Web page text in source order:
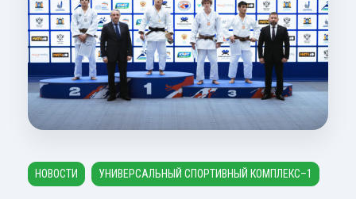
НОВОСТИ УНИВЕРСАЛЬНЫЙ СПОРТИВНЫЙ КОМПЛЕКС–1